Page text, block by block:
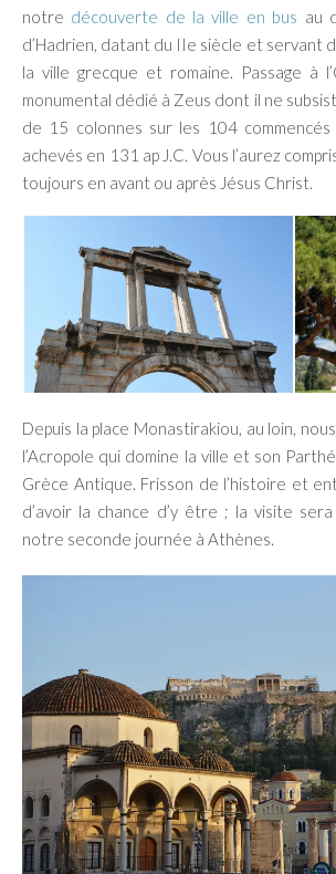
notre découverte de la ville en bus au
d’Hadrien, datant du IIe siècle et servant
la ville grecque et romaine. Passage à
monumental dédié à Zeus dont il ne
de 15 colonnes sur les 104
achevés en 131 ap J.C. Vous l’aurez
toujours en avant ou après Jésus Christ.
Depuis la place Monastirakiou, au loin,
l’Acropole qui domine la ville et son
Grèce Antique. Frisson de l’histoire et
d’avoir la chance d’y être ; la visite
notre seconde journée à Athènes.